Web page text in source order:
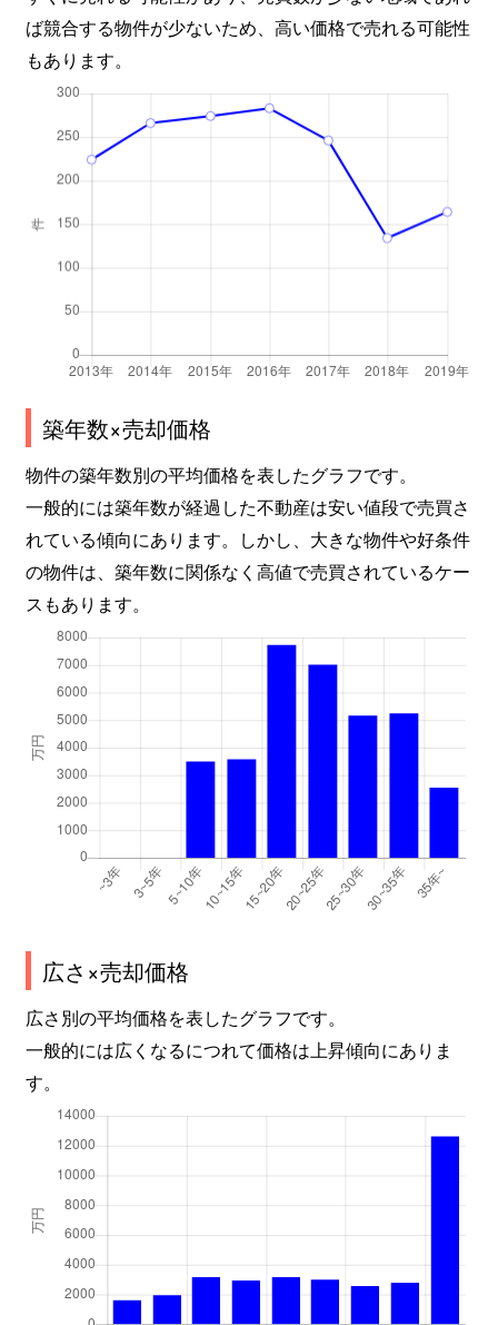
八本松
530万円
八本松
長町一丁目
東中田
南仙台
東中田
南大野田
向山
210万円 愛宕橋
徒
向山
270万円
向山
210万円 愛宕橋
向山
240万円 愛宕橋
徒
向山
240万円 愛宕橋
茂ケ崎
1,500万円 長町一丁目
茂庭台
茂庭台
460万円 仙台
茂庭台
八木山香澄町
1,100万円 愛宕橋
500万円 八木山動物公園
八木山南
柳生
2,500万円 南仙台
柳生
3,400万円 南仙台
柳生
1,500万円 南仙台
ば競合する物件が少ないため、高い価格で売れる可能性
もあります。
築年数×売却価格
物件の築年数別の平均価格を表したグラフです。
一般的には築年数が経過した不動産は安い値段で売買さ
れている傾向にあります。しかし、大きな物件や好条件
の物件は、築年数に関係なく高値で売買されているケー
スもあります。
広さ×売却価格
広さ別の平均価格を表したグラフです。
一般的には広くなるにつれて価格は上昇傾向にありま
す。